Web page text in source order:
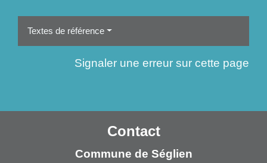
Textes de référence
Signaler une erreur sur cette page
Contact
Commune de Séglien